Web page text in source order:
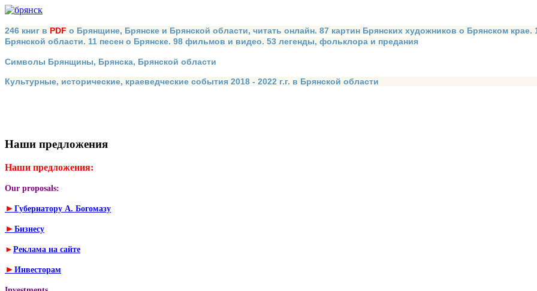
246 книг в PDF о Брянщине, Брянске и Брянской области, читать онлайн. 87 картин Брянских художников о Брянском
Брянской области. 11 песен о Брянске. 98 фильмов и видео. 53 легенды, фольклора и предания
Символы Брянщины, Брянска, Брянской области
Культурные, исторические, краеведческие события 2018 - 2022 г.г. в Брянской области
Наши предложения
Наши предложения:
Our proposals:
► Губернатору А. Богомазу
► Бизнесу
► Реклама на сайте
► Инвесторам